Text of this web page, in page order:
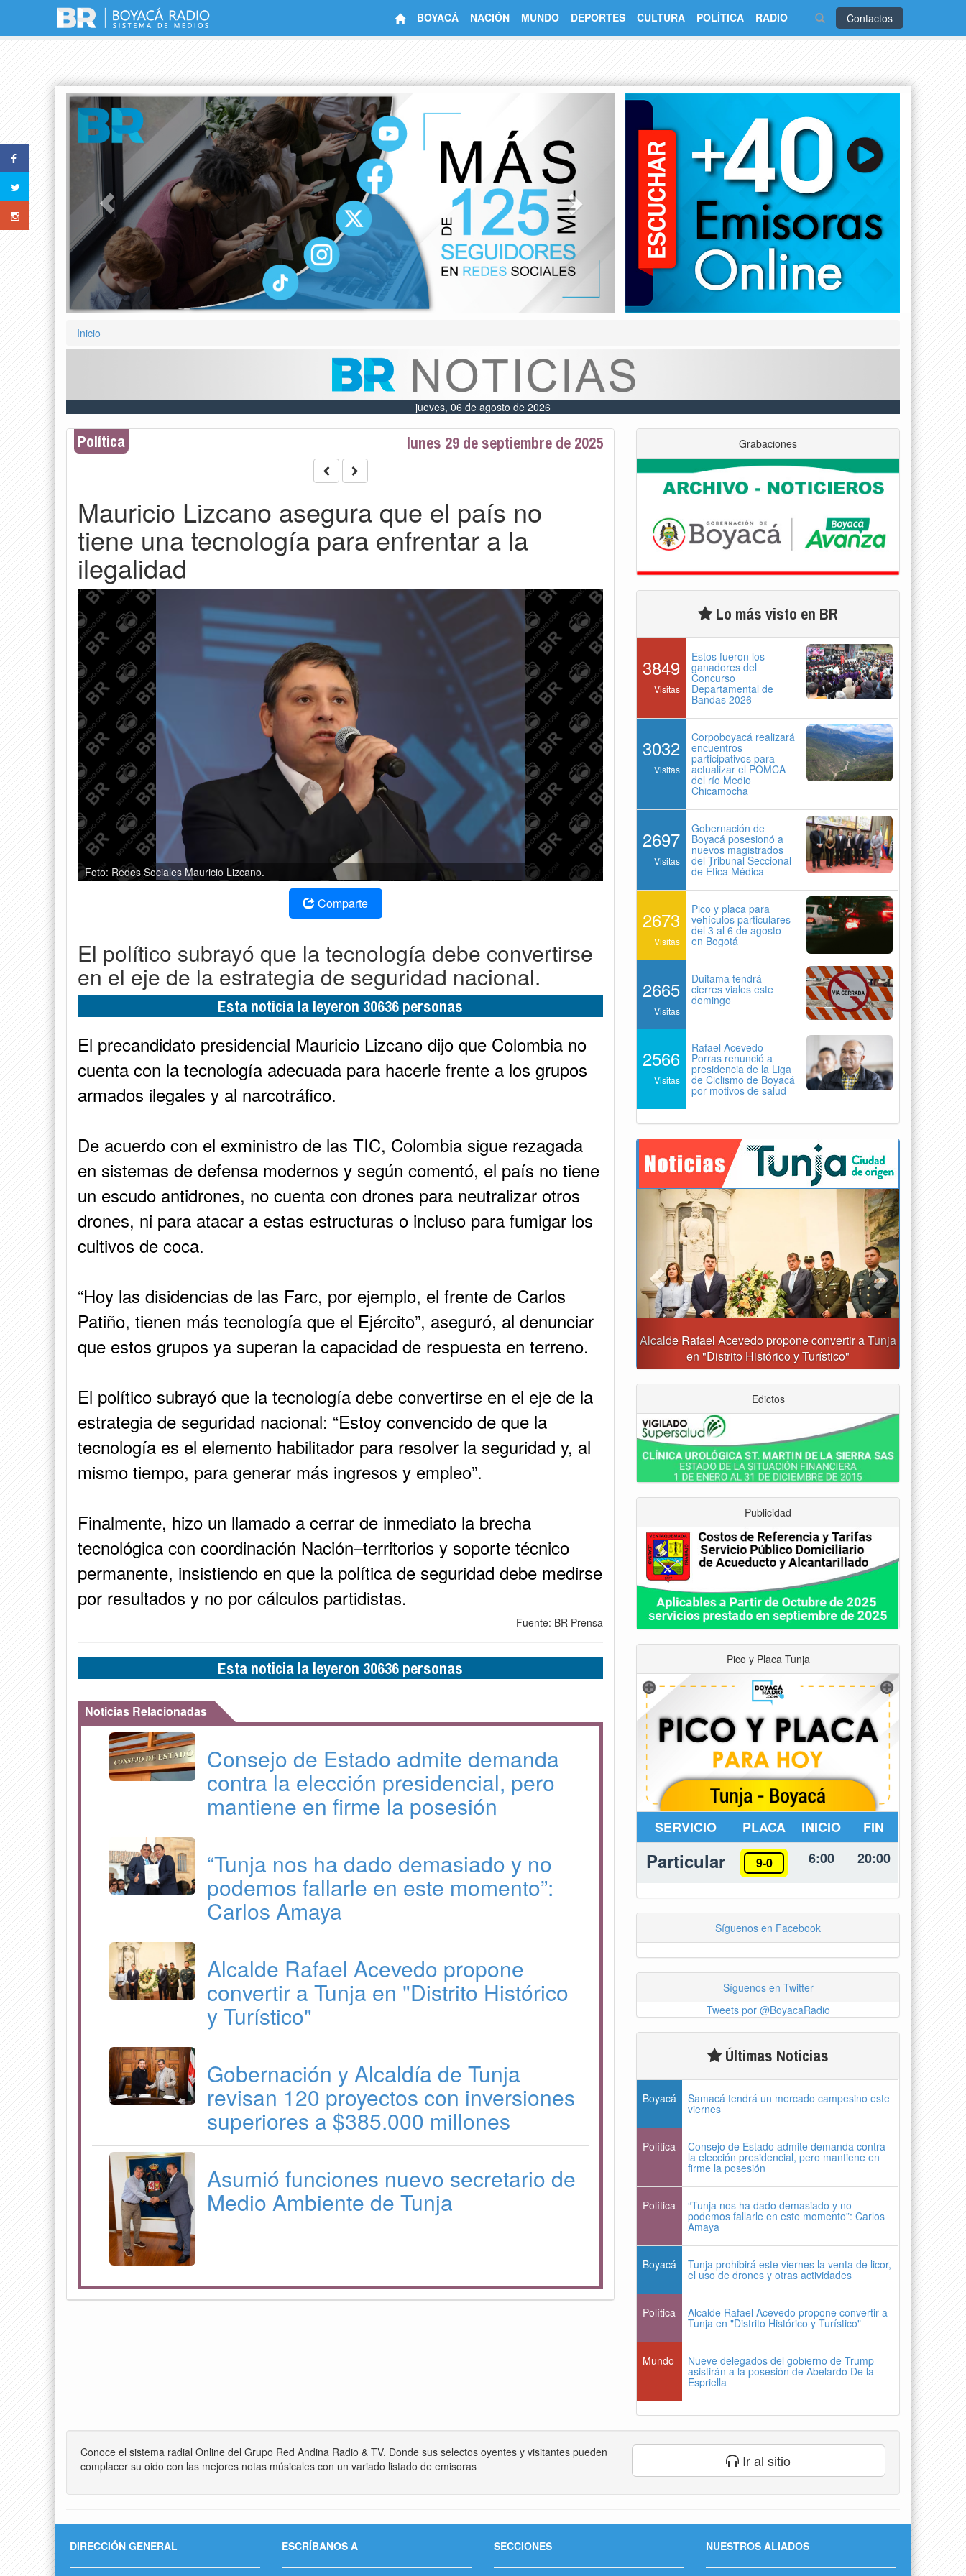
Contactos
BOYACÁ NACIÓN MUNDO DEPORTES CULTURA POLÍTICA RADIO
Previous
Inicio
jueves, 06 de agosto de 2026
Política lunes 29 de septiembre de 2025
Mauricio Lizcano asegura que el país no
tiene una tecnología para enfrentar a la
ilegalidad
Foto: Redes Sociales Mauricio Lizcano.
Comparte
El político subrayó que la tecnología debe convertirse
en el eje de la estrategia de seguridad nacional.
Esta noticia la leyeron 30636 personas
El precandidato presidencial Mauricio Lizcano dijo que Colombia no
cuenta con la tecnología adecuada para hacerle frente a los grupos
armados ilegales y al narcotráfico.
De acuerdo con el exministro de las TIC, Colombia sigue rezagada
en sistemas de defensa modernos y según comentó, el país no tiene
un escudo antidrones, no cuenta con drones para neutralizar otros
drones, ni para atacar a estas estructuras o incluso para fumigar los
cultivos de coca.
“Hoy las disidencias de las Farc, por ejemplo, el frente de Carlos
Patiño, tienen más tecnología que el Ejército”, aseguró, al denunciar
que estos grupos ya superan la capacidad de respuesta en terreno.
El político subrayó que la tecnología debe convertirse en el eje de la
estrategia de seguridad nacional: “Estoy convencido de que la
tecnología es el elemento habilitador para resolver la seguridad y, al
mismo tiempo, para generar más ingresos y empleo”.
Finalmente, hizo un llamado a cerrar de inmediato la brecha
tecnológica con coordinación Nación–territorios y soporte técnico
permanente, insistiendo en que la política de seguridad debe medirse
por resultados y no por cálculos partidistas.
Fuente: BR Prensa
Esta noticia la leyeron 30636 personas
Noticias Relacionadas
Consejo de Estado admite demanda
contra la elección presidencial, pero
mantiene en firme la posesión
“Tunja nos ha dado demasiado y no
podemos fallarle en este momento”:
Carlos Amaya
Alcalde Rafael Acevedo propone
convertir a Tunja en "Distrito Histórico
y Turístico"
Gobernación y Alcaldía de Tunja
revisan 120 proyectos con inversiones
superiores a $385.000 millones
Asumió funciones nuevo secretario de
Medio Ambiente de Tunja
Grabaciones
Lo más visto en BR
3849
Visitas
Estos fueron los
ganadores del
Concurso
Departamental de
Bandas 2026
3032
Visitas
Corpoboyacá realizará
encuentros
participativos para
actualizar el POMCA
del río Medio
Chicamocha
2697
Visitas
Gobernación de
Boyacá posesionó a
nuevos magistrados
del Tribunal Seccional
de Ética Médica
2673
Visitas
Pico y placa para
vehículos particulares
del 3 al 6 de agosto
en Bogotá
2665
Visitas
Duitama tendrá
cierres viales este
domingo
2566
Visitas
Rafael Acevedo
Porras renunció a
presidencia de la Liga
de Ciclismo de Boyacá
por motivos de salud
Alcalde Rafael Acevedo propone convertir a Tunja
en "Distrito Histórico y Turístico"
Previous Next
Edictos
Publicidad
Pico y Placa Tunja
SERVICIO PLACA INICIO FIN
Particular 9-0 6:00 20:00
Síguenos en Facebook
Síguenos en Twitter
Tweets por @BoyacaRadio
Últimas Noticias
Boyacá Samacá tendrá un mercado campesino este
viernes
Política Consejo de Estado admite demanda contra
la elección presidencial, pero mantiene en
firme la posesión
Política “Tunja nos ha dado demasiado y no
podemos fallarle en este momento”: Carlos
Amaya
Boyacá Tunja prohibirá este viernes la venta de licor,
el uso de drones y otras actividades
Política Alcalde Rafael Acevedo propone convertir a
Tunja en "Distrito Histórico y Turístico"
Mundo Nueve delegados del gobierno de Trump
asistirán a la posesión de Abelardo De la
Espriella
Conoce el sistema radial Online del Grupo Red Andina Radio & TV. Donde sus selectos oyentes y visitantes pueden
complacer su oido con las mejores notas músicales con un variado listado de emisoras
Ir al sitio
DIRECCIÓN GENERAL ESCRÍBANOS A SECCIONES NUESTROS ALIADOS